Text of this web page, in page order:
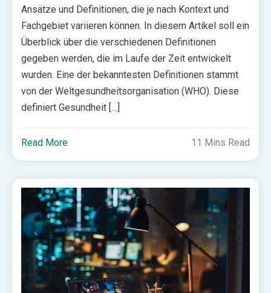
Ansätze und Definitionen, die je nach Kontext und
Fachgebiet variieren können. In diesem Artikel soll ein
Überblick über die verschiedenen Definitionen
gegeben werden, die im Laufe der Zeit entwickelt
wurden. Eine der bekanntesten Definitionen stammt
von der Weltgesundheitsorganisation (WHO). Diese
definiert Gesundheit […]
Read More 11 Mins Read